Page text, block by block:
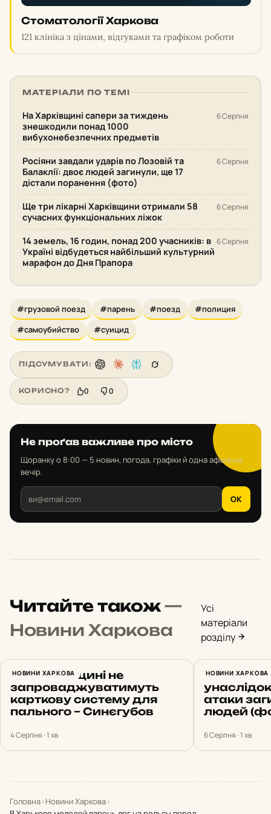
Стоматології Харкова
121 клініка з цінами, відгуками та графіком роботи
МАТЕРІАЛИ ПО ТЕМІ
На Харківщині сапери за тиждень
знешкодили понад 1000
вибухонебезпечних предметів
6 Серпня
Росіяни завдали ударів по Лозовій та
Балаклії: двоє людей загинули, ще 17
дістали поранення (фото)
6 Серпня
Ще три лікарні Харківщини отримали 58
сучасних функціональних ліжок
6 Серпня
14 земель, 16 годин, понад 200 учасників: в
Україні відбудеться найбільший культурний
марафон до Дня Прапора
6 Серпня
#грузовой поезд #парень #поезд
#полиция
#самоубийство
#суицид
ПІДСУМУВАТИ:
КОРИСНО? 0 0
Не проґав важливе про місто
Щоранку о 8:00 — 5 новин, погода, графіки й одна афіша на
вечір.
OK
Читайте також—
Новини Харкова
Усі
матеріали
розділу
НОВИНИ ХАРКОВА
На Харківщині не
запроваджуватимуть
карткову систему для
пального – Синєгубов
4 Серпня · 1 хв
НОВИНИ ХАРКОВА
Нічний
атаки
людей
6 Серпня · 1 хв
Головна›Новини Харкова›